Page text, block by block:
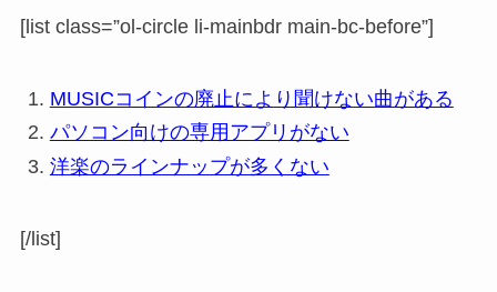
[list class=”ol-circle li-mainbdr main-bc-before”]
MUSICコインの廃止により聞けない曲がある
パソコン向けの専用アプリがない
洋楽のラインナップが多くない
[/list]